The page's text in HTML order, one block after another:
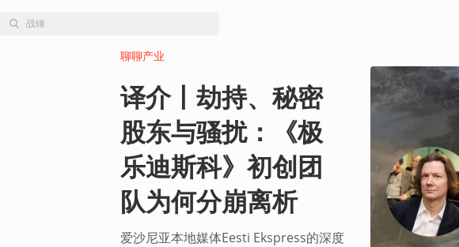
聊聊产业
译介丨劫持、秘密
股东与骚扰：《极
乐迪斯科》初创团
队为何分崩离析
爱沙尼亚本地媒体Eesti Ekspress的深度